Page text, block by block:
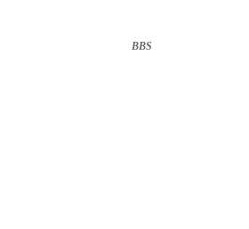
BBS